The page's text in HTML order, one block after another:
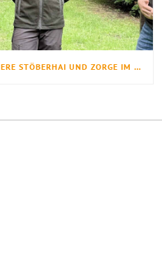
REVIERE STÖBERHAI UND ZORGE IM FORSTAMT LAUTERBERG NEU BESETZT